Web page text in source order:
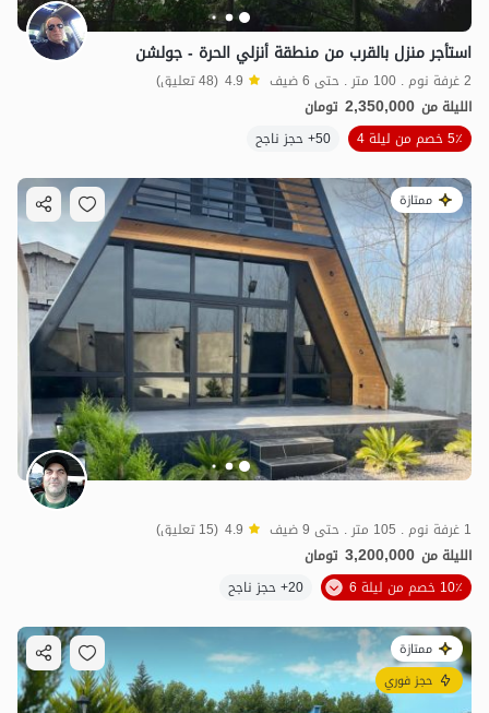
استأجر منزل بالقرب من منطقة أنزلي الحرة - جولشن
2 غرفة نوم . 100 متر . حتى 6 ضيف 4.9 (48 تعليق)
الليلة من 2,350,000 تومان
5٪ خصم من ليلة 4
50+ حجز ناجح
ممتازة
1 غرفة نوم . 105 متر . حتى 9 ضيف 4.9 (15 تعليق)
الليلة من 3,200,000 تومان
10٪ خصم من ليلة 6
20+ حجز ناجح
ممتازة
حجز فوري